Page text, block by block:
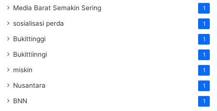
Media Barat Semakin Sering 1
sosialisasi perda 1
Bukittinggi 1
Bukittiinngi 1
miskin 1
Nusantara 1
BNN 1